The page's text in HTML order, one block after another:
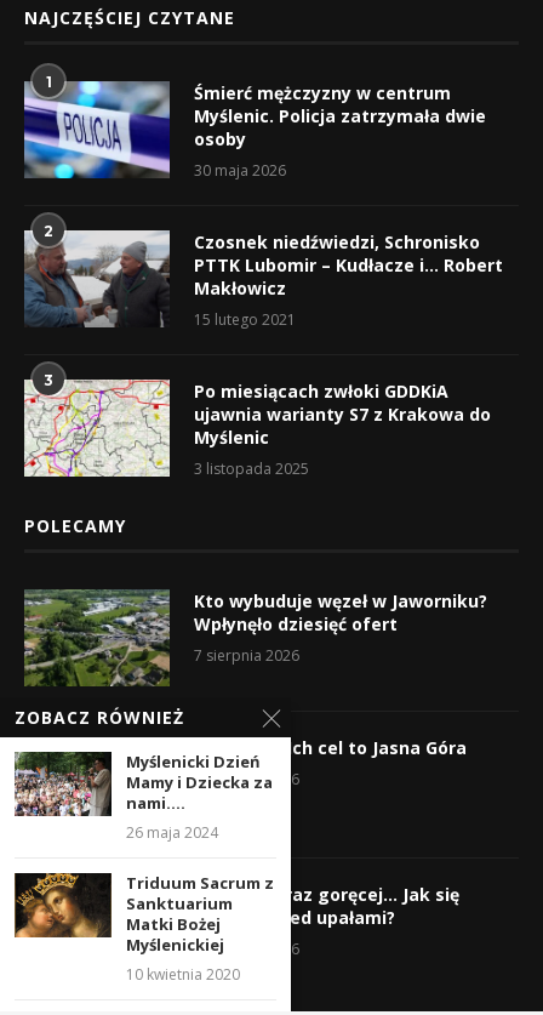
NAJCZĘŚCIEJ CZYTANE
1
Śmierć mężczyzny w centrum
Myślenic. Policja zatrzymała dwie
osoby
30 maja 2026
2
Czosnek niedźwiedzi, Schronisko
PTTK Lubomir – Kudłacze i… Robert
Makłowicz
15 lutego 2021
3
Po miesiącach zwłoki GDDKiA
ujawnia warianty S7 z Krakowa do
Myślenic
3 listopada 2025
POLECAMY
Kto wybuduje węzeł w Jaworniku?
Wpłynęło dziesięć ofert
7 sierpnia 2026
Wyruszyli! Ich cel to Jasna Góra
5 sierpnia 2026
Gorąco, coraz goręcej… Jak się
chronić przed upałami?
4 sierpnia 2026
ZOBACZ RÓWNIEŻ
Myślenicki Dzień
Mamy i Dziecka za
nami....
26 maja 2024
Triduum Sacrum z
Sanktuarium
Matki Bożej
Myślenickiej
10 kwietnia 2020